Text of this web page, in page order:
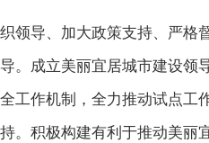
领导、加大政策支持、严格
。成立美丽宜居城市建设领
工作机制，全力推动试点工
。积极构建有利于推动美丽